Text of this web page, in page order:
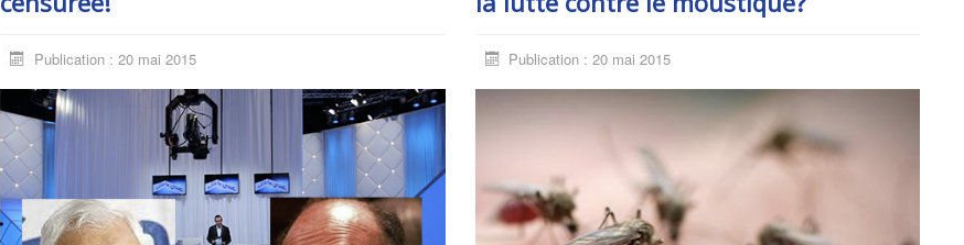
Publication : 20 mai 2015 Publication : 20 mai 2015